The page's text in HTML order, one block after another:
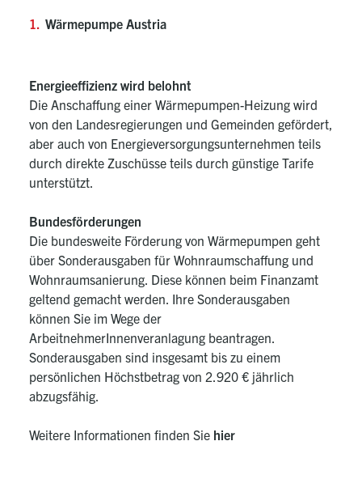
Wärmepumpe Austria
Energieeffizienz wird belohnt
Die Anschaffung einer Wärmepumpen-Heizung wird
von den Landesregierungen und Gemeinden gefördert,
aber auch von Energieversorgungsunternehmen teils
durch direkte Zuschüsse teils durch günstige Tarife
unterstützt.
Bundesförderungen
Die bundesweite Förderung von Wärmepumpen geht
über Sonderausgaben für Wohnraumschaffung und
Wohnraumsanierung. Diese können beim Finanzamt
geltend gemacht werden. Ihre Sonderausgaben
können Sie im Wege der
ArbeitnehmerInnenveranlagung beantragen.
Sonderausgaben sind insgesamt bis zu einem
persönlichen Höchstbetrag von 2.920 € jährlich
abzugsfähig.
Weitere Informationen finden Sie hier